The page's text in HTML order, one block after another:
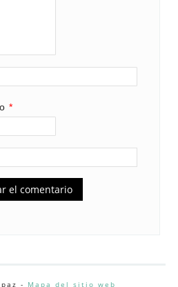
*
- Mapa del sitio web